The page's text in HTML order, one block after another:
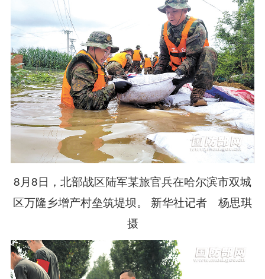
8月8日，北部战区陆军某旅官兵在哈尔滨市双城
区万隆乡增产村垒筑堤坝。 新华社记者 杨思琪
摄